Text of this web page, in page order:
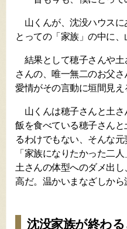
山くんが、沈没ハウスに
とっての「家族」の中に
結果として穂子さんや土
さんの、唯一無二のお父
愛情がその言動に垣間見え
山くんは穂子さんと土さ
飯を食べている穂子さん
るわけでもない、そんな
「家族になりたかった二
土さんの体型へのダメ出
高だ。温かいまなざしから
沈没家族が終わる